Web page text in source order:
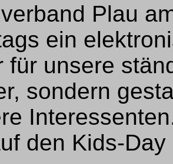
Plau
ein
für unsere
sondern
den Kids-